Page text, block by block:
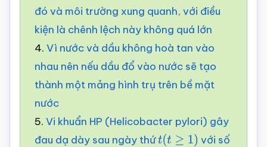
đó và môi trường xung quanh, với điều
kiện là chênh lệch này không quá lớn
4. Vì nước và dầu không hoà tan vào
nhau nên nếu dầu đổ vào nước sẽ tạo
thành một mảng hình trụ trên bề mặt
nước
5. Vi khuẩn HP (Helicobacter pylori) gây
đau dạ dày sau ngày thứt(t ≥1)
với số